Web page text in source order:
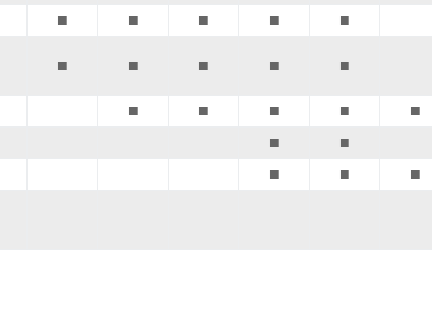
■ ■ ■ ■ ■
■ ■ ■ ■ ■
■ ■ ■ ■
■
■
■
■ ■ ■